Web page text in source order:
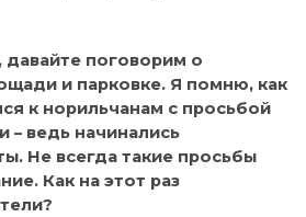
давайте поговорим о
и парковке. Я помню, как
к норильчанам с просьбой
– ведь начинались
Не всегда такие просьбы
Как на этот раз